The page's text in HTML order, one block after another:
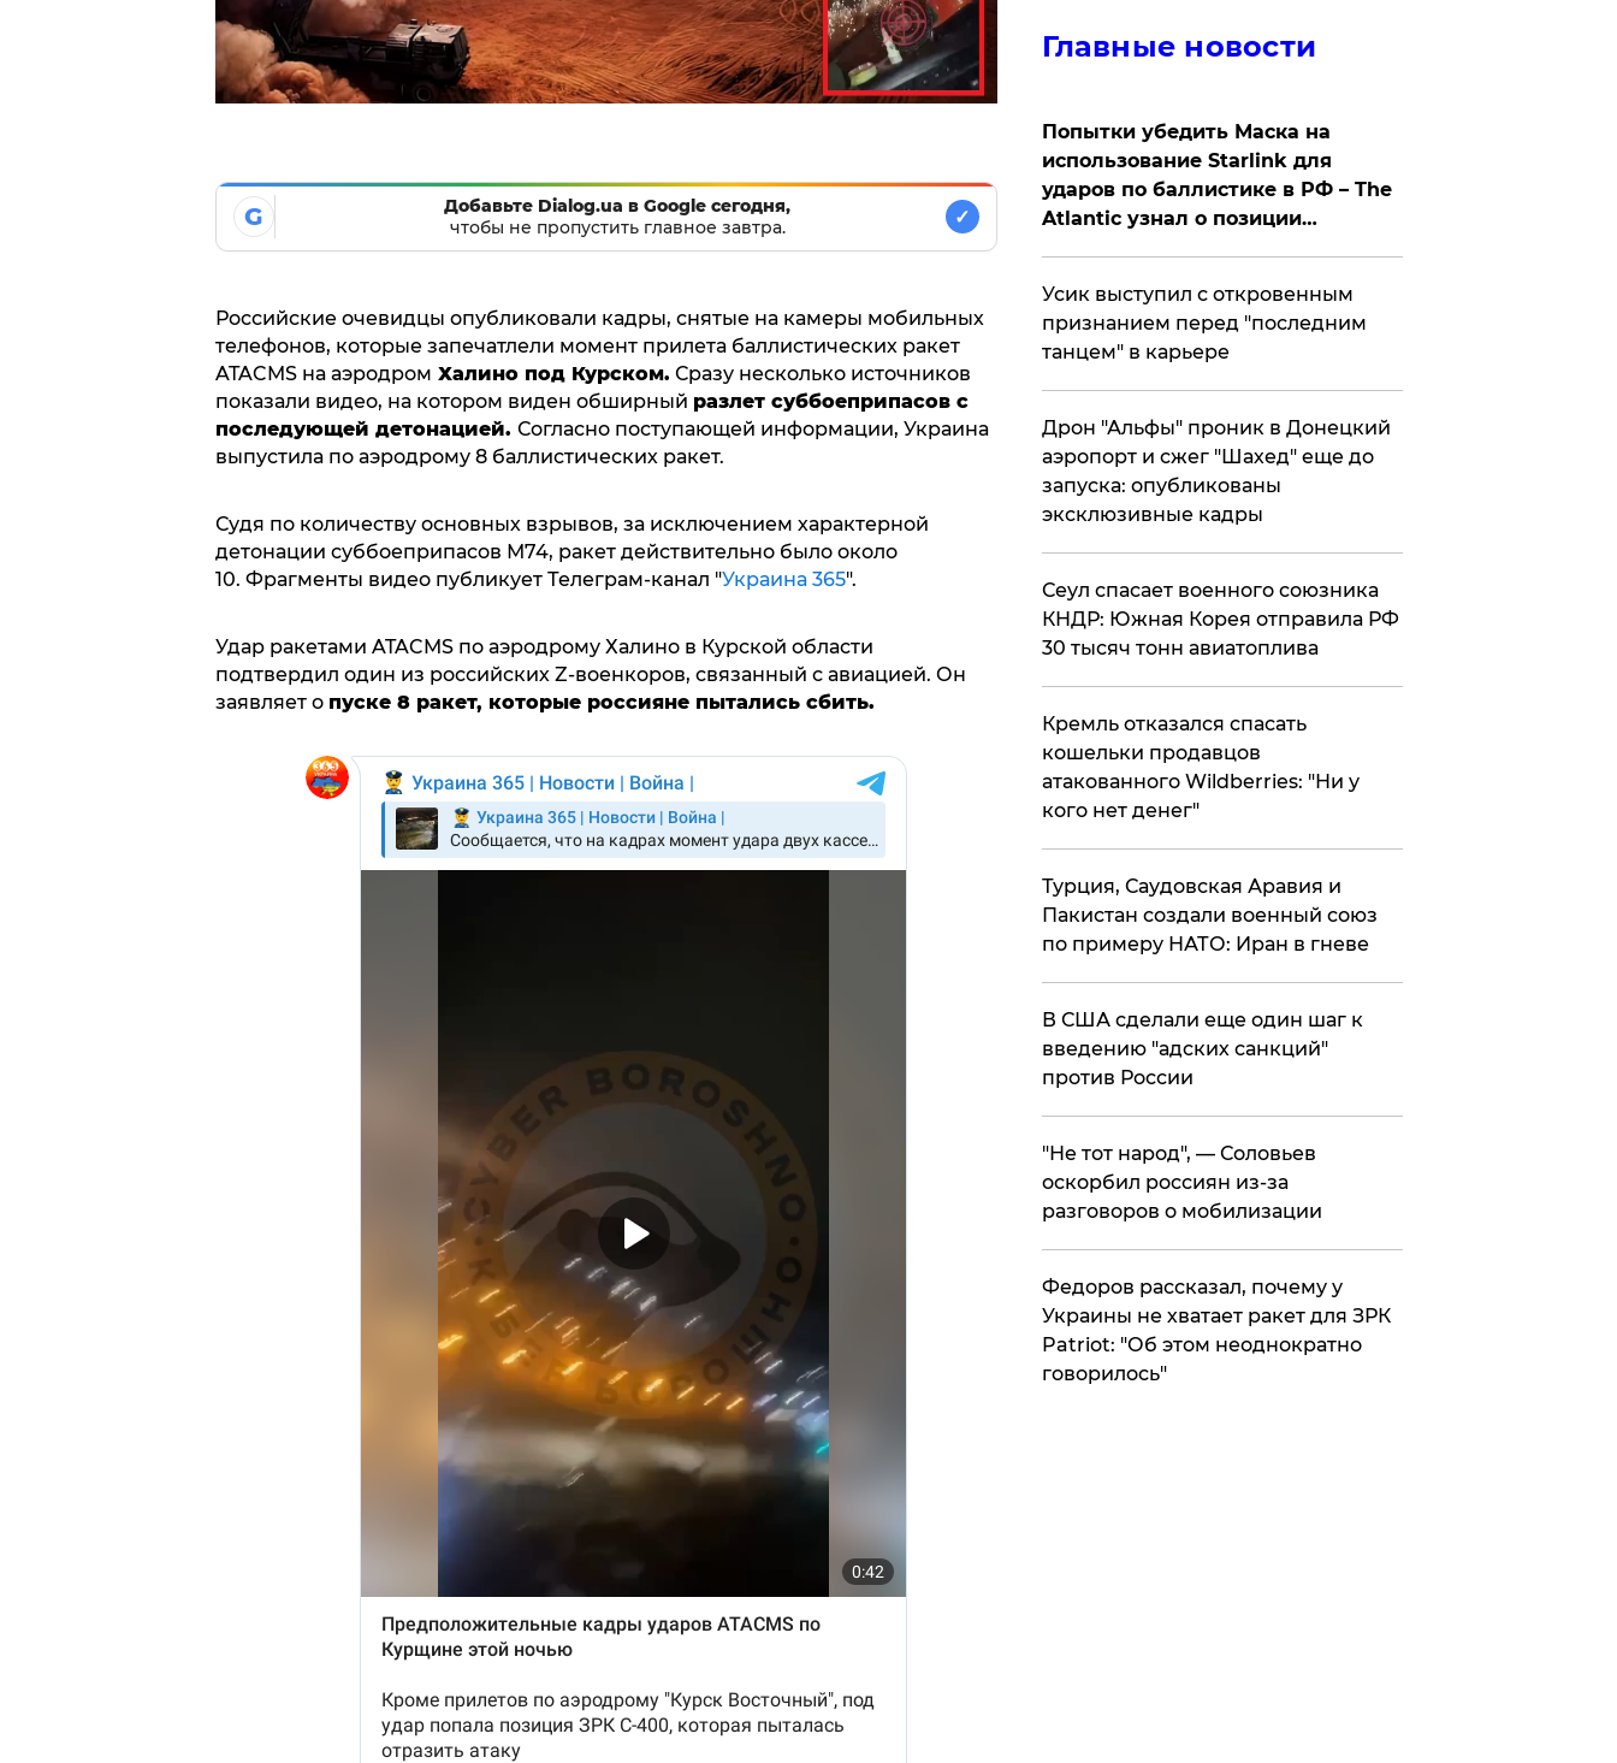
G
Добавьте Dialog.ua в Google сегодня,
чтобы не пропустить главное завтра.
✓
Российские очевидцы опубликовали кадры, снятые на камеры мобильных
телефонов, которые запечатлели момент прилета баллистических ракет
ATACMS на аэродром Халино под Курском. Сразу несколько источников
показали видео, на котором виден обширный разлет суббоеприпасов с
последующей детонацией. Согласно поступающей информации, Украина
выпустила по аэродрому 8 баллистических ракет.
Судя по количеству основных взрывов, за исключением характерной
детонации суббоеприпасов М74, ракет действительно было около
10. Фрагменты видео публикует Телеграм-канал "Украина 365".
Удар ракетами ATACMS по аэродрому Халино в Курской области
подтвердил один из российских Z-военкоров, связанный с авиацией. Он
заявляет о пуске 8 ракет, которые россияне пытались сбить.
Главные новости
Попытки убедить Маска на
использование Starlink для
ударов по баллистике в РФ – The
Atlantic узнал о позиции
Усик выступил с откровенным
признанием перед "последним
танцем" в карьере
Дрон "Альфы" проник в Донецкий
аэропорт и сжег "Шахед" еще до
запуска: опубликованы
эксклюзивные кадры
​Сеул спасает военного союзника
КНДР: Южная Корея отправила РФ
30 тысяч тонн авиатоплива
Кремль отказался спасать
кошельки продавцов
атакованного Wildberries: "Ни у
кого нет денег"
Турция, Саудовская Аравия и
Пакистан создали военный союз
по примеру НАТО: Иран в гневе
В США сделали еще один шаг к
введению "адских санкций"
против России
​"Не тот народ", — Соловьев
оскорбил россиян из-за
разговоров о мобилизации
Федоров рассказал, почему у
Украины не хватает ракет для ЗРК
Patriot: "Об этом неоднократно
говорилось"